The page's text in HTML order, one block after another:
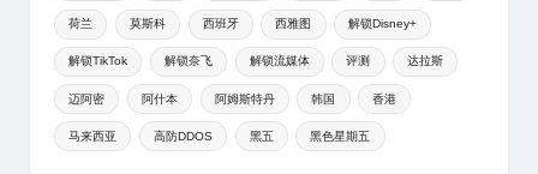
荷兰 莫斯科 西班牙 西雅图 解锁Disney+
解锁TikTok 解锁奈飞 解锁流媒体 评测 达拉斯
迈阿密 阿什本 阿姆斯特丹 韩国 香港
马来西亚 高防DDOS 黑五 黑色星期五